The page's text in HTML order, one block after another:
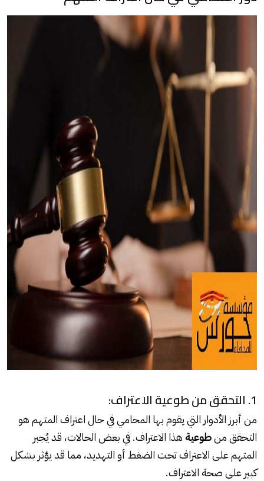
1. التحقق من طوعية الاعتراف:
من أبرز الأدوار التي يقوم بها المحامي في حال اعتراف المتهم هو
التحقق منطوعيةهذا الاعتراف. في بعض الحالات، قد يُجبر
المتهم على الاعتراف تحت الضغط أو التهديد، مما قد يؤثر بشكل
كبير على صحة الاعتراف.